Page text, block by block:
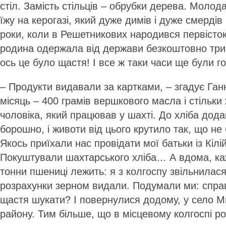
стіл. Замість стільців – обрубки дерева.
їжу на керогазі, який дуже димів і дуже
роки, коли в Решетникових народився
родина одержала від держави безкоштовно
ось це було щастя! І все ж таки часи ще були
– Продукти видавали за картками, – згадує
місяць – 400 грамів вершкового масла і
чоловіка, який працював у шахті. До хліба
борошно, і животи від цього крутило так, що не
Якось приїхали нас провідати мої батьки із
Покуштували шахтарського хліба… А вдома,
тонни пшениці лежить: я з колгоспу
розрахунки зерном видали. Подумали ми:
щастя шукати? І повернулися додому, у село
району. Тим більше, що в місцевому колгоспі